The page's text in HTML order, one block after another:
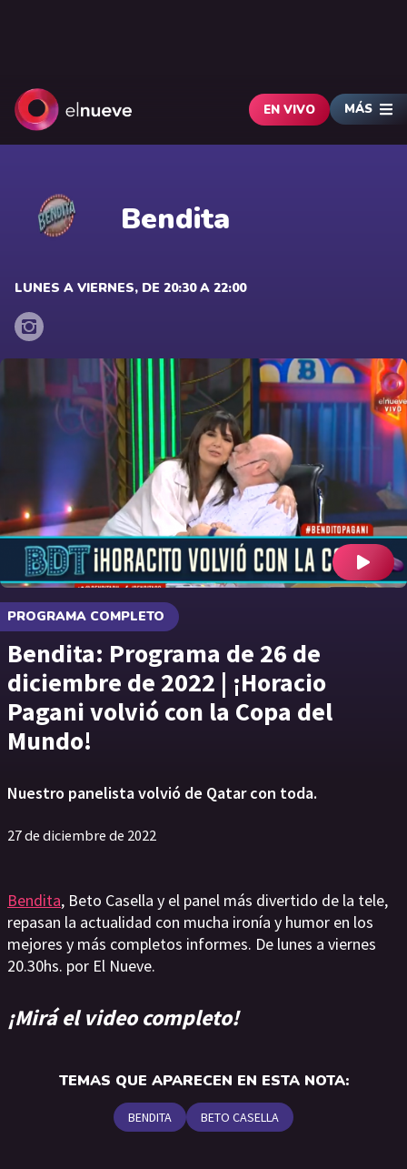
EN VIVO MÁS
Bendita
LUNES A VIERNES, DE 20:30 A 22:00
PROGRAMA COMPLETO
Bendita: Programa de 26 de
diciembre de 2022 | ¡Horacio
Pagani volvió con la Copa del
Mundo!
Nuestro panelista volvió de Qatar con toda.
27 de diciembre de 2022
Bendita, Beto Casella y el panel más divertido de la tele,
repasan la actualidad con mucha ironía y humor en los
mejores y más completos informes. De lunes a viernes
20.30hs. por El Nueve.
¡Mirá el video completo!
TEMAS QUE APARECEN EN ESTA NOTA:
BENDITA BETO CASELLA